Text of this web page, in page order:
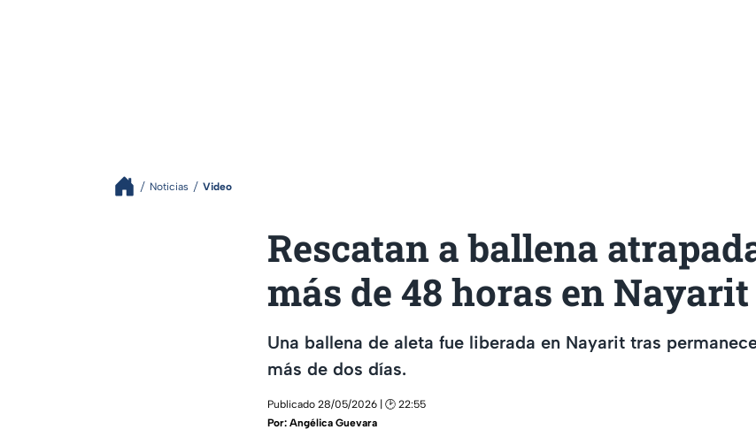
Noticias Video
Rescatan a ballena
más de 48 horas en Nayarit
Una ballena de aleta fue liberada en Nayarit tras
más de dos días.
Publicado 28/05/2026 | 🕑 22:55
Por: Angélica Guevara